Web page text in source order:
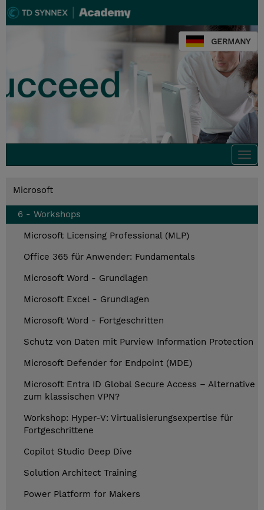
GERMANY
Microsoft
6 - Workshops
Microsoft Licensing Professional (MLP)
Office 365 für Anwender: Fundamentals
Microsoft Word - Grundlagen
Microsoft Excel - Grundlagen
Microsoft Word - Fortgeschritten
Schutz von Daten mit Purview Information Protection
Microsoft Defender for Endpoint (MDE)
Microsoft Entra ID Global Secure Access – Alternative
zum klassischen VPN?
Workshop: Hyper-V: Virtualisierungsexpertise für
Fortgeschrittene
Copilot Studio Deep Dive
Solution Architect Training
Power Platform for Makers